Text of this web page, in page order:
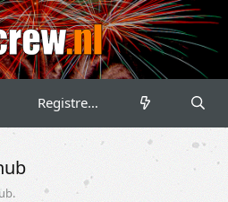
Registreren